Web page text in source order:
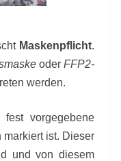
Maskenpflicht.
oder FFP2-
werden.
vorgegebene
markiert ist. Dieser
und von diesem